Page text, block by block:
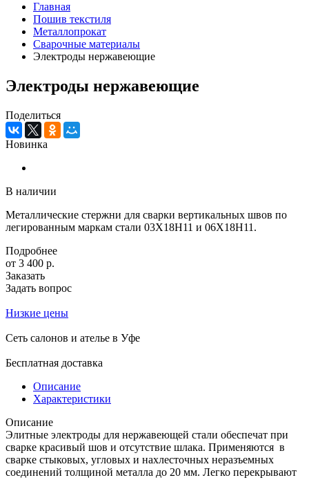
Главная
Пошив текстиля
Металлопрокат
Сварочные материалы
Электроды нержавеющие
Электроды нержавеющие
Поделиться
Новинка
В наличии
Металлические стержни для сварки вертикальных швов по
легированным маркам стали 03Х18Н11 и 06Х18Н11.
Подробнее
от 3 400 р.
Заказать
Задать вопрос
Низкие цены
Сеть салонов и ателье в Уфе
Бесплатная доставка
Описание
Характеристики
Описание
Элитные электроды для нержавеющей стали обеспечат при
сварке красивый шов и отсутствие шлака. Применяются в
сварке стыковых, угловых и нахлесточных неразъемных
соединений толщиной металла до 20 мм. Легко перекрывают